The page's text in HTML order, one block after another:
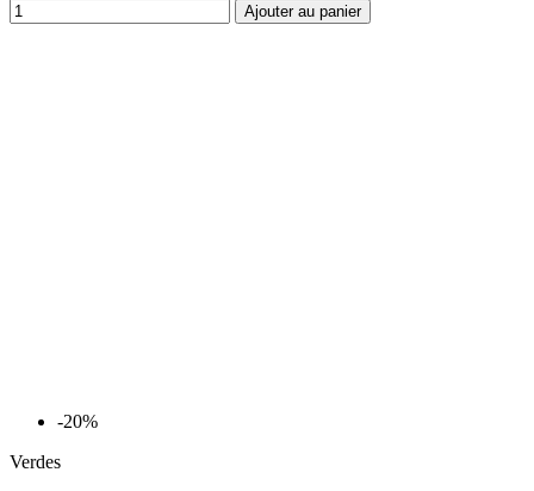
Ajouter au panier
-20%
Verdes